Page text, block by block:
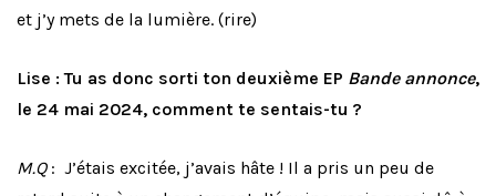
et j’y mets de la lumière. (rire)
Lise : Tu as donc sorti ton deuxième EP Bande annonce,
le 24 mai 2024, comment te sentais-tu ?
M.Q : J’étais excitée, j’avais hâte ! Il a pris un peu de